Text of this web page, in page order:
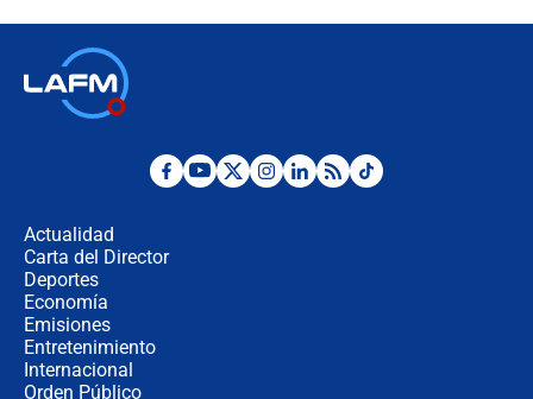
Tras su posesión, presidente De la
Actualidad
Carta del Director
Deportes
Economía
Emisiones
Entretenimiento
Internacional
Orden Público